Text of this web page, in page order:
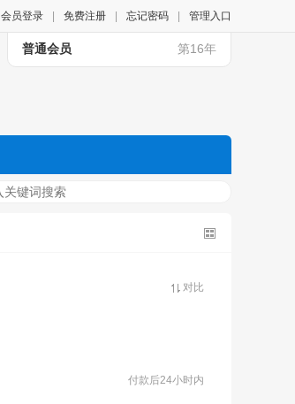
会员登录 免费注册 忘记密码 管理入口
普通会员 第16年
对比
付款后24小时内